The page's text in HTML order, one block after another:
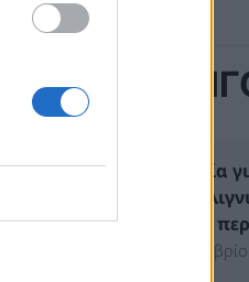
ΙΔΙΑ
Ανησυχία
τηλεθέρμανση στις
18